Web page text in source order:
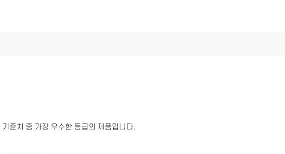
준치 중 가장 우수한 등급의 제품입니다.